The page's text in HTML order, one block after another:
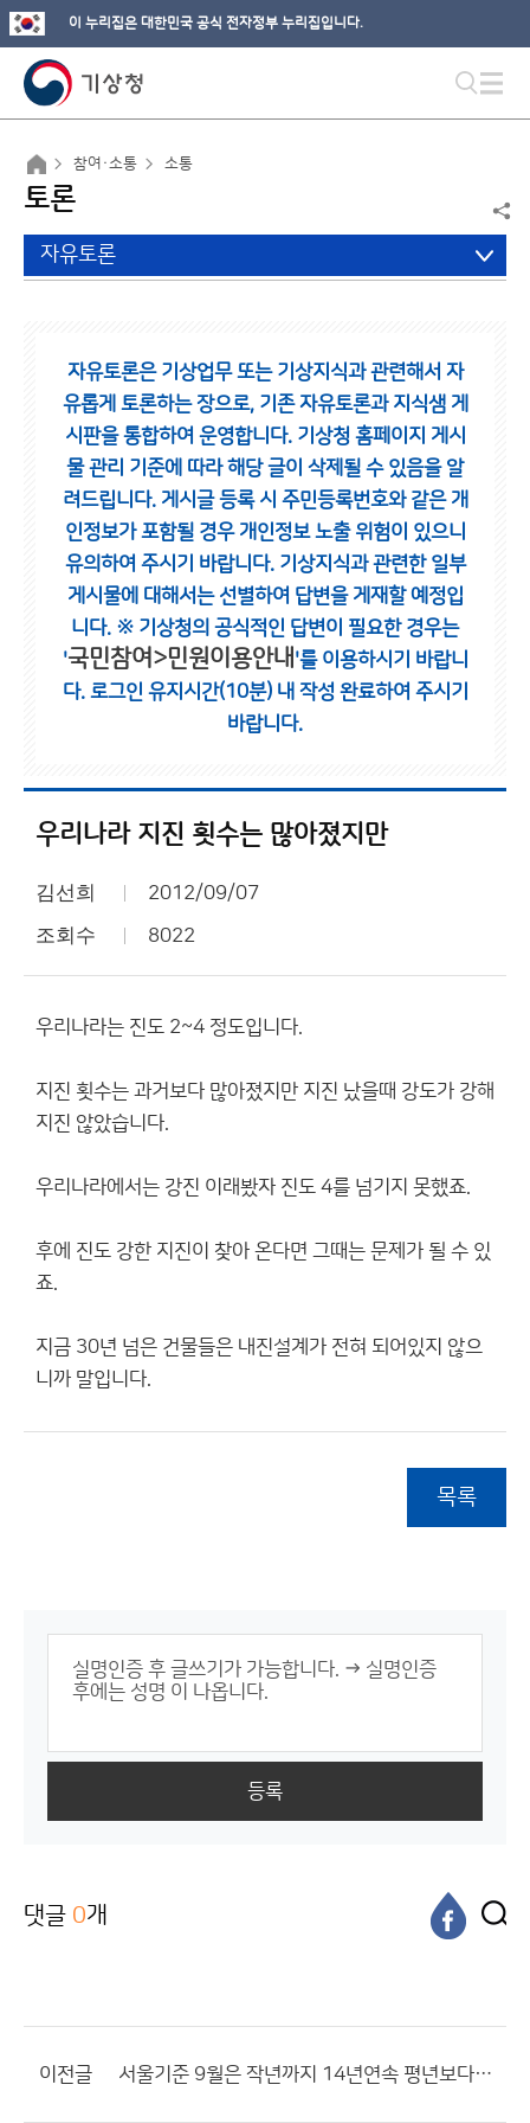
이 누리집은 대한민국 공식 전자정부 누리집입니다.
참여·소통 소통
토론
자유토론
자유토론은 기상업무 또는 기상지식과 관련해서 자
유롭게 토론하는 장으로, 기존 자유토론과 지식샘 게
시판을 통합하여 운영합니다. 기상청 홈페이지 게시
물 관리 기준에 따라 해당 글이 삭제될 수 있음을 알
려드립니다. 게시글 등록 시 주민등록번호와 같은 개
인정보가 포함될 경우 개인정보 노출 위험이 있으니
유의하여 주시기 바랍니다. 기상지식과 관련한 일부
게시물에 대해서는 선별하여 답변을 게재할 예정입
니다. ※ 기상청의 공식적인 답변이 필요한 경우는
'국민참여>민원이용안내 '를 이용하시기 바랍니
다. 로그인 유지시간(10분) 내 작성 완료하여 주시기
바랍니다.
우리나라 지진 횟수는 많아졌지만
김선희 2012/09/07
조회수 8022
우리나라는 진도 2~4 정도입니다.
지진 횟수는 과거보다 많아졌지만 지진 났을때 강도가 강해
지진 않았습니다.
우리나라에서는 강진 이래봤자 진도 4를 넘기지 못했죠.
후에 진도 강한 지진이 찾아 온다면 그때는 문제가 될 수 있
죠.
지금 30년 넘은 건물들은 내진설계가 전혀 되어있지 않으
니까 말입니다.
목록
등록
댓글 0개
이전글 서울기준 9월은 작년까지 14년연속 평년보다 높았습니다.